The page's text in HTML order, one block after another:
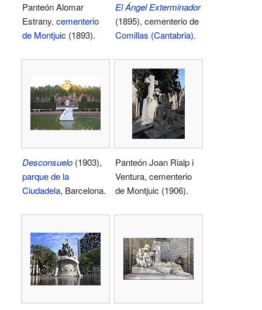
Panteón Alomar
Estrany, cementerio
de Montjuic (1893).
El Ángel Exterminador
(1895), cementerio de
Comillas (Cantabria).
Desconsuelo (1903),
parque de la
Ciudadela, Barcelona.
Panteón Joan Rialp i
Ventura, cementerio
de Montjuic (1906).